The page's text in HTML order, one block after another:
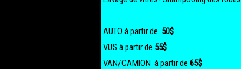
AUTO à partir de 50$
VUS à partir de 55$
VAN/CAMION à partir de 65$